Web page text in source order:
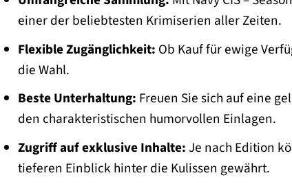
einer der beliebtesten Krimiserien aller Zeiten.
Flexible Zugänglichkeit: Ob Kauf für ewige
die Wahl.
Beste Unterhaltung: Freuen Sie sich auf eine
den charakteristischen humorvollen Einlagen.
Zugriff auf exklusive Inhalte:Je nach Edition
tieferen Einblick hinter die Kulissen gewährt.